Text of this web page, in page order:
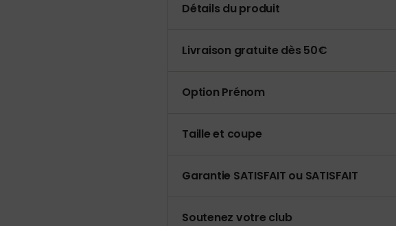
Détails du produit
Livraison gratuite dès 50€
Option Prénom
Taille et coupe
Garantie SATISFAIT ou SATISFAIT
Soutenez votre club